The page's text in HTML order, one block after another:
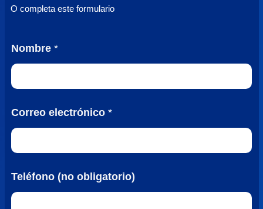
O completa este formulario
n
o
G
P
R
Nombre*
Correo electrónico*
Teléfono (no obligatorio)